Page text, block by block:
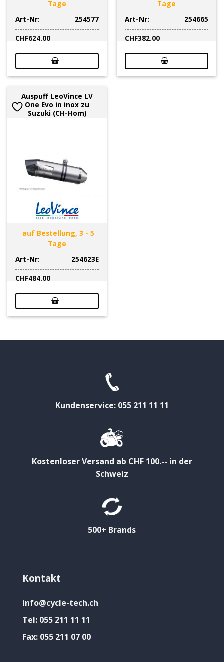
Tage
Art-Nr:
254577
CHF624.00
Tage
Art-Nr:
254665
CHF382.00
Auspuff LeoVince LV
One Evo in inox zu
Suzuki (CH-Hom)
auf Bestellung, 3 - 5
Tage
Art-Nr:
254623E
CHF484.00
Kundenservice: 055 211 11 11
Kostenloser Versand ab CHF 100.-- in der
Schweiz
500+ Brands
Kontakt
info@cycle-tech.ch
Tel: 055 211 11 11
Fax: 055 211 07 00